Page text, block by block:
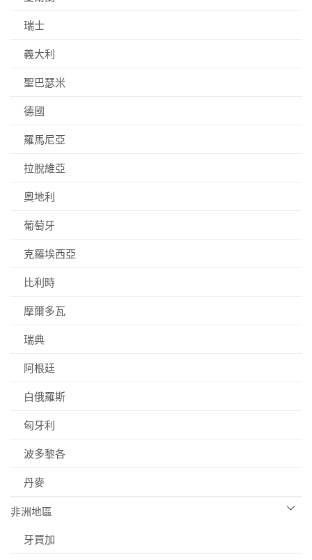
瑞士
義大利
聖巴瑟米
德國
羅馬尼亞
拉脫維亞
奧地利
葡萄牙
克羅埃西亞
比利時
摩爾多瓦
瑞典
阿根廷
白俄羅斯
匈牙利
波多黎各
丹麥
非洲地區
牙買加